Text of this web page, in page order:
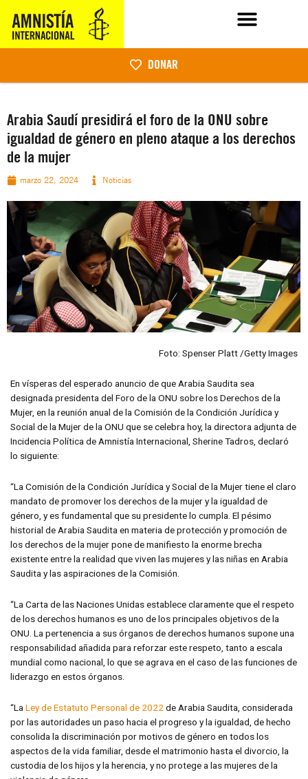
DONAR
Arabia Saudí presidirá el foro de la ONU sobre
igualdad de género en pleno ataque a los derechos
de la mujer
marzo 22, 2024 Noticias
Foto: Spenser Platt /Getty Images
En vísperas del esperado anuncio de que Arabia Saudita sea
designada presidenta del Foro de la ONU sobre los Derechos de la
Mujer, en la reunión anual de la Comisión de la Condición Jurídica y
Social de la Mujer de la ONU que se celebra hoy, la directora adjunta de
Incidencia Política de Amnistía Internacional, Sherine Tadros, declaró
lo siguiente:
“La Comisión de la Condición Jurídica y Social de la Mujer tiene el claro
mandato de promover los derechos de la mujer y la igualdad de
género, y es fundamental que su presidente lo cumpla. El pésimo
historial de Arabia Saudita en materia de protección y promoción de
los derechos de la mujer pone de manifiesto la enorme brecha
existente entre la realidad que viven las mujeres y las niñas en Arabia
Saudita y las aspiraciones de la Comisión.
“La Carta de las Naciones Unidas establece claramente que el respeto
de los derechos humanos es uno de los principales objetivos de la
ONU. La pertenencia a sus órganos de derechos humanos supone una
responsabilidad añadida para reforzar este respeto, tanto a escala
mundial como nacional, lo que se agrava en el caso de las funciones de
liderazgo en estos órganos.
“LaLey de Estatuto Personal de 2022de Arabia Saudita, considerada
por las autoridades un paso hacia el progreso y la igualdad, de hecho
consolida la discriminación por motivos de género en todos los
aspectos de la vida familiar, desde el matrimonio hasta el divorcio, la
custodia de los hijos y la herencia, y no protege a las mujeres de la